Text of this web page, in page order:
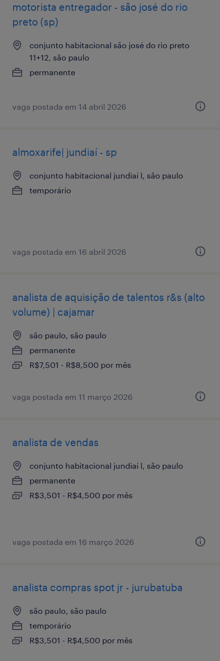
motorista entregador - são josé do rio
preto (sp)
conjunto habitacional são josé do rio preto
11+12, são paulo
permanente
vaga postada em 14 abril 2026
almoxarife| jundiaí - sp
conjunto habitacional jundiaí l, são paulo
temporário
vaga postada em 16 abril 2026
analista de aquisição de talentos r&s (alto
volume) | cajamar
são paulo, são paulo
permanente
R$7,501 - R$8,500 por mês
vaga postada em 11 março 2026
analista de vendas
conjunto habitacional jundiaí l, são paulo
permanente
R$3,501 - R$4,500 por mês
vaga postada em 16 março 2026
analista compras spot jr - jurubatuba
são paulo, são paulo
temporário
R$3,501 - R$4,500 por mês